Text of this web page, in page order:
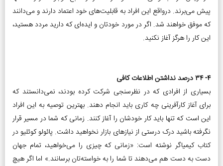
پیش می‌برند. درواقع این افراد به قابلیت‌های خود اعتماد دارند و می‌دانند
که موفق خواهند شد. اگر در مورد خودتان و ایده‌ای که دارید مردد هستید،
این کار را هرگز آغاز نکنید.
۴- ۳۴ درصد نداشتن اطلاعات کافی
بسیاری از افرادی که در نظرسنجی شرکت کرده بودند، نمی‌دانستند که
برای آغاز کارآفرینی چه کاری باید انجام دهند. بهترین توصیه به این افراد
این است که تنها باید کار خودشان را آغاز کنند. زمانی که شما در مسیر قرار
نگرفته باشید درک درستی از نیازهای بازار نخواهید داشت. پائولو کوئلیو در
کتاب کیمیاگر نوشته است: «زمانی که چیزی را می‌خواهید، تمام جهان
دست به دست هم می‌دهند تا شما را به خواسته‌تان برسانند.» اما اگر هیچ